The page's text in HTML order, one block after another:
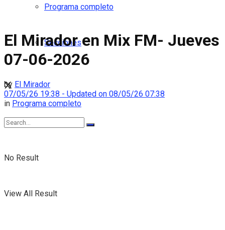
Programa completo
Secciones
No Result
View All Result
El Mirador en Mix FM- Jueves
07-06-2026
by El Mirador
07/05/26 19:38 - Updated on 08/05/26 07:38
in Programa completo